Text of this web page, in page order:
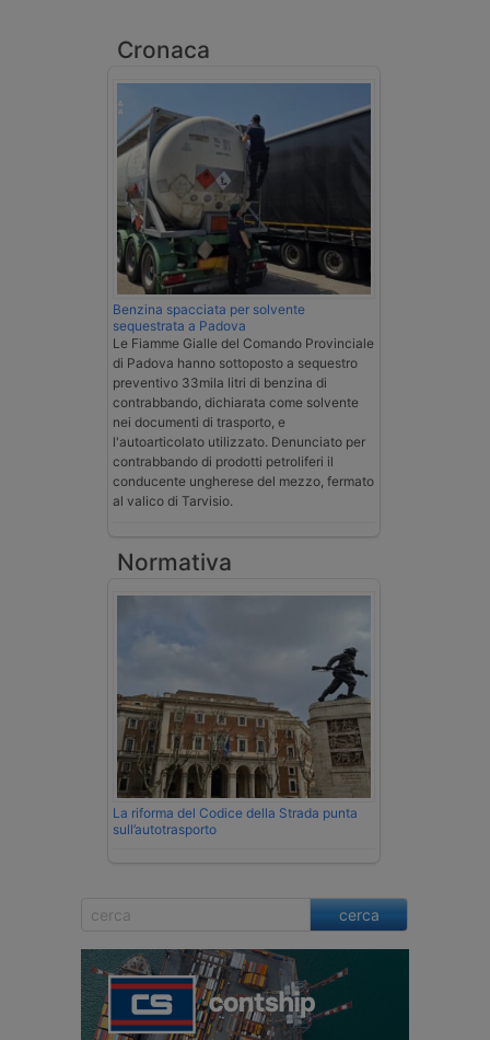
Cronaca
Benzina spacciata per solvente
sequestrata a Padova
Le Fiamme Gialle del Comando Provinciale
di Padova hanno sottoposto a sequestro
preventivo 33mila litri di benzina di
contrabbando, dichiarata come solvente
nei documenti di trasporto, e
l'autoarticolato utilizzato. Denunciato per
contrabbando di prodotti petroliferi il
conducente ungherese del mezzo, fermato
al valico di Tarvisio.
Normativa
La riforma del Codice della Strada punta
sull’autotrasporto
cerca